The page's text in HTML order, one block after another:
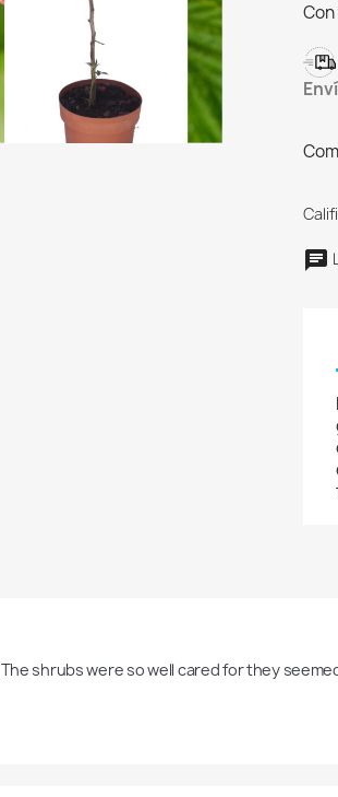
The shrubs were so well cared for they